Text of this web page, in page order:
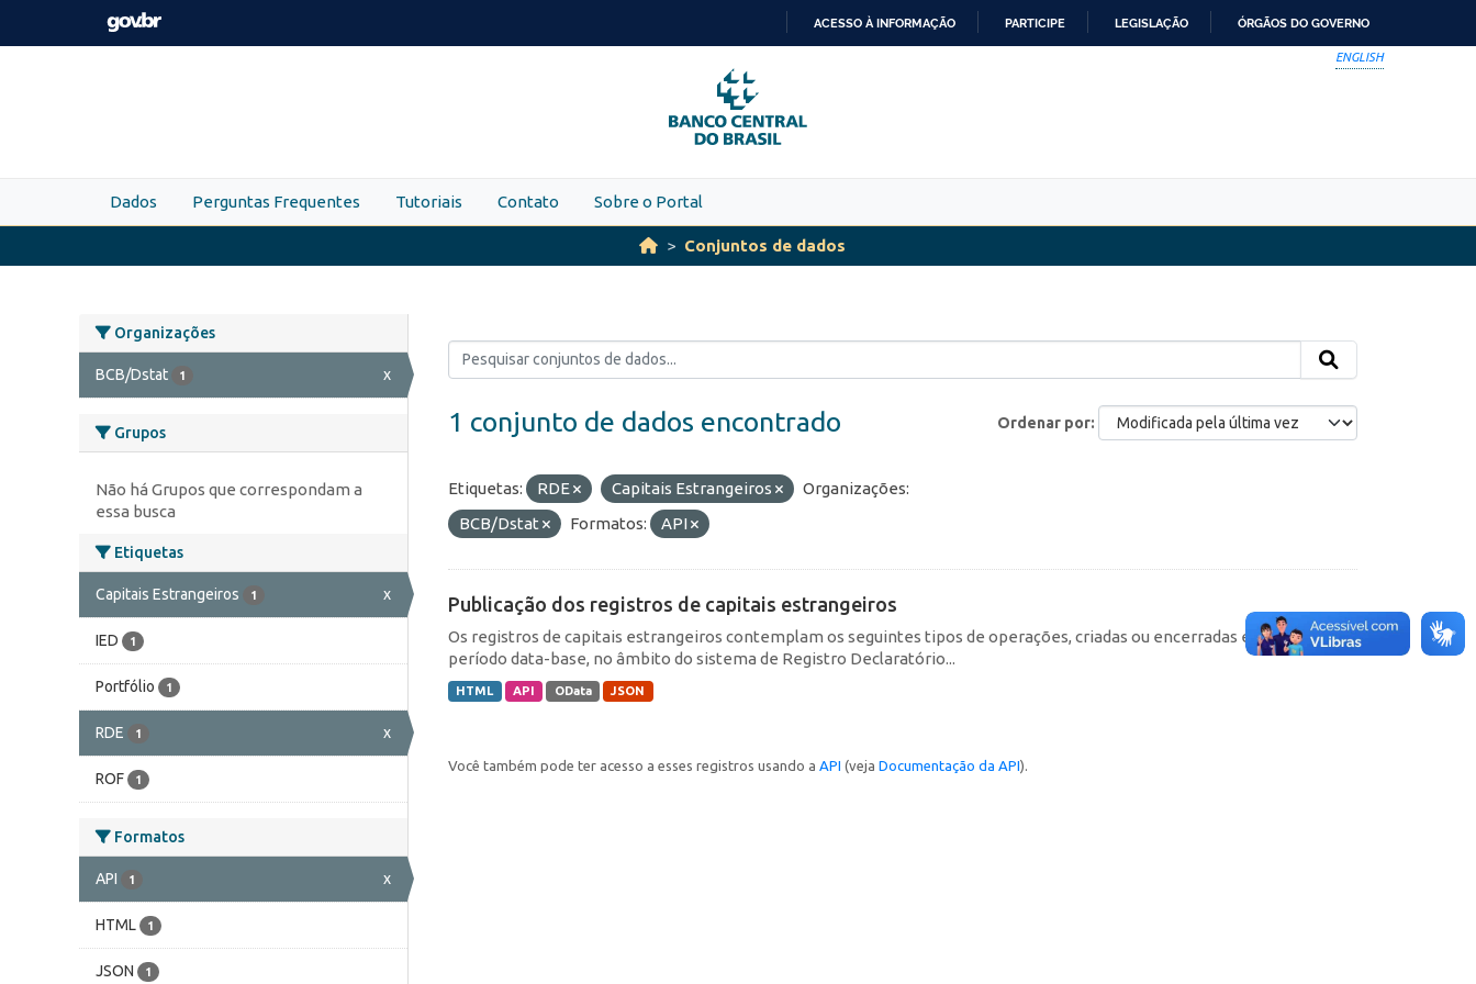
Skip to main content
PARA
O
CONTEÚDO
ACESSO À INFORMAÇÃO PARTICIPE LEGISLAÇÃO ÓRGÃOS DO GOVERNO
ENGLISH
Dados Perguntas Frequentes Tutoriais Contato Sobre o Portal
Conjuntos de dados
Organizações
BCB/Dstat 1 x
Grupos
Não há Grupos que correspondam a
essa busca
Etiquetas
Capitais Estrangeiros 1 x
IED 1
Portfólio 1
RDE 1 x
ROF 1
Formatos
API 1 x
HTML 1
JSON 1
Ordenar por
1 conjunto de dados encontrado
Etiquetas: RDE Capitais Estrangeiros
Organizações:
BCB/Dstat
Formatos: API
Publicação dos registros de capitais estrangeiros
Os registros de capitais estrangeiros contemplam os seguintes tipos de operações, criadas ou encerradas em cada
período data-base, no âmbito do sistema de Registro Declaratório...
HTML API OData JSON
Você também pode ter acesso a esses registros usando a API (veja Documentação da API).